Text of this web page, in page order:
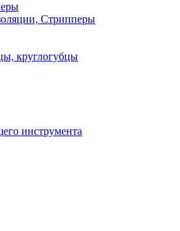
Стрипперы
круглогубцы
инструмента